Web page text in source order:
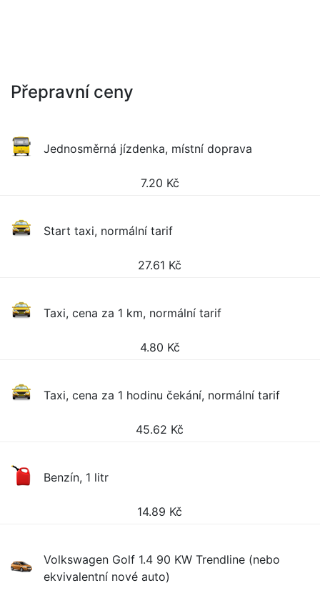
Přepravní ceny
Jednosměrná jízdenka, místní doprava
7.20 Kč
Start taxi, normální tarif
27.61 Kč
Taxi, cena za 1 km, normální tarif
4.80 Kč
Taxi, cena za 1 hodinu čekání, normální tarif
45.62 Kč
Benzín, 1 litr
14.89 Kč
Volkswagen Golf 1.4 90 KW Trendline (nebo
ekvivalentní nové auto)